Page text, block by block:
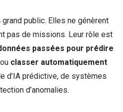
grand public. Elles ne génèrent
pas de missions. Leur rôle est
passées pour prédire
classer automatiquement
d’IA prédictive, de systèmes
d’anomalies.